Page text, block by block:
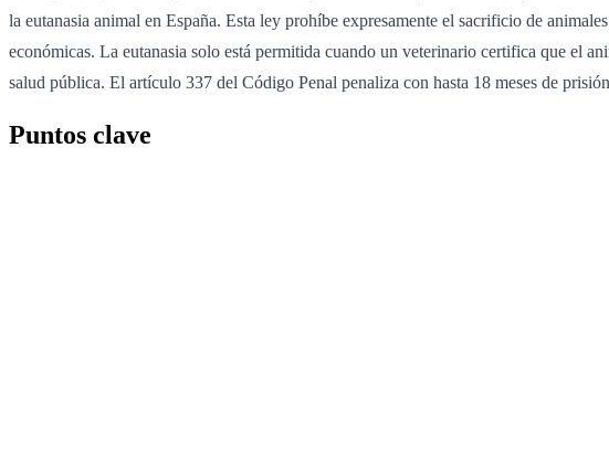
la eutanasia animal en España. Esta ley prohíbe expresamente el sacrificio de
económicas. La eutanasia solo está permitida cuando un veterinario certifica que el
salud pública. El artículo 337 del Código Penal penaliza con hasta 18 meses de
Puntos clave